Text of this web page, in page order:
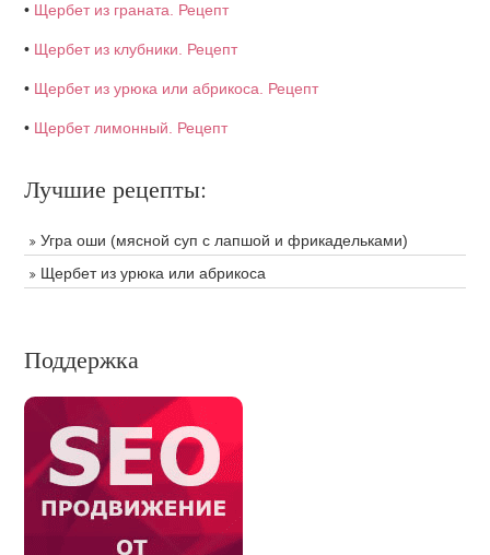
• Щербет из граната. Рецепт
• Щербет из клубники. Рецепт
• Щербет из урюка или абрикоса. Рецепт
• Щербет лимонный. Рецепт
Лучшие рецепты:
Угра оши (мясной суп с лапшой и фрикадельками)
Щербет из урюка или абрикоса
Поддержка